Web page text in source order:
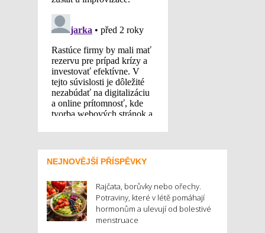
NEJNOVĚJŠÍ PŘÍSPĚVKY
Rajčata, borůvky nebo ořechy.
Potraviny, které v létě pomáhají
hormonům a ulevují od bolestivé
menstruace